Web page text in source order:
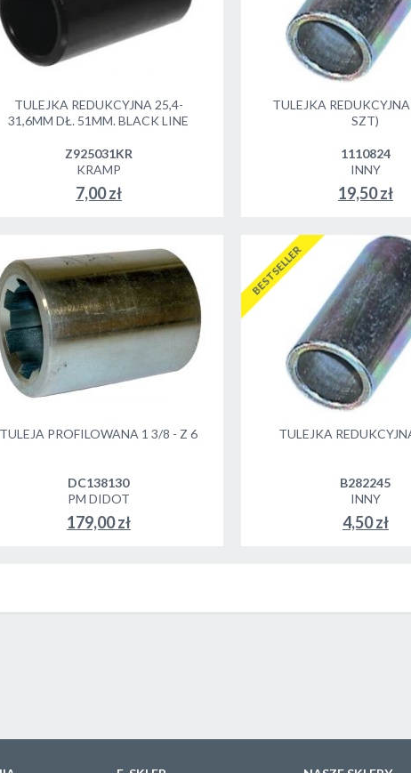
TULEJKA REDUKCYJNA 25,4-
31,6MM DŁ. 51MM. BLACK LINE
Z925031KR
KRAMP
7,00 zł
DO KOSZYKA
TULEJKA
SZT)
1110824
INNY
19,50 zł
DO KOSZYKA
TULEJA PROFILOWANA 1 3/8 - Z 6
DC138130
PM DIDOT
179,00 zł
BESTSELLER
TULEJKA
B282245
INNY
4,50 zł